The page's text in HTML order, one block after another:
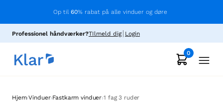
Op til 60% rabat på alle vinduer og døre
Professionel håndværker?TIlmeld dig Login
0
Hjem›Vinduer›Fastkarm vinduer›1 fag 3 ruder